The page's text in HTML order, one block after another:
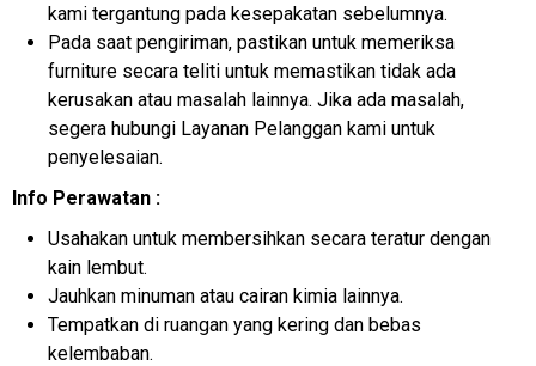
kami tergantung pada kesepakatan sebelumnya.
Pada saat pengiriman, pastikan untuk memeriksa
furniture secara teliti untuk memastikan tidak ada
kerusakan atau masalah lainnya. Jika ada masalah,
segera hubungi Layanan Pelanggan kami untuk
penyelesaian.
Info Perawatan :
Usahakan untuk membersihkan secara teratur dengan
kain lembut.
Jauhkan minuman atau cairan kimia lainnya.
Tempatkan di ruangan yang kering dan bebas
kelembaban.